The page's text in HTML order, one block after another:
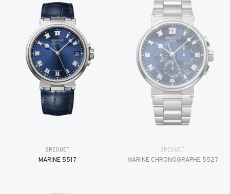
BREGUET
MARINE 5517
BREGUET
MARINE CHRONOGRAPHE 5527